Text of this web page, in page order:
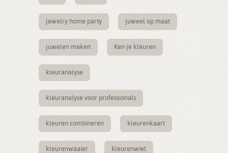
jewelry home party juweel op maat
juwelen maken Ken je kleuren
kleuranalyse
kleuranalyse voor professionals
kleuren combineren kleurenkaart
kleurenwaaier kleurenwiel